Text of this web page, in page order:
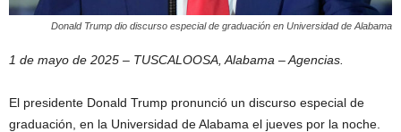
Donald Trump dio discurso especial de graduación en Universidad de Alabama
1 de mayo de 2025 – TUSCALOOSA, Alabama – Agencias.
El presidente Donald Trump pronunció un discurso especial de
graduación, en la Universidad de Alabama el jueves por la noche.